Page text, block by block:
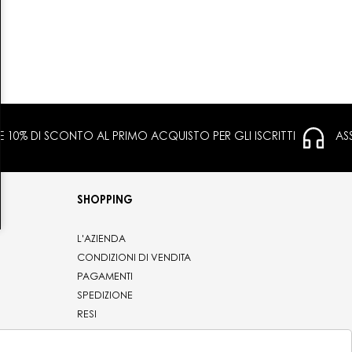
E 10% DI SCONTO AL PRIMO ACQUISTO PER GLI ISCRITTI
SHOPPING
L'AZIENDA
CONDIZIONI DI VENDITA
PAGAMENTI
SPEDIZIONE
RESI